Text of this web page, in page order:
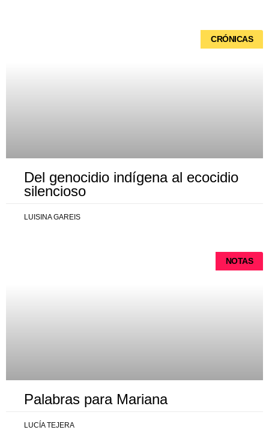
CRÓNICAS
Del genocidio indígena al ecocidio
silencioso
LUISINA GAREIS
NOTAS
Palabras para Mariana
LUCÍA TEJERA